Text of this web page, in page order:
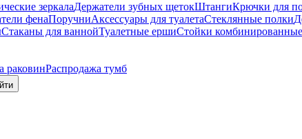
зеркалаДержатели зубных щетокШтангиКрючки для
фенаПоручниАксессуары для туалетаСтеклянные полки
Стаканы для ваннойТуалетные ершиСтойки комбинированные
раковинРаспродажа тумб